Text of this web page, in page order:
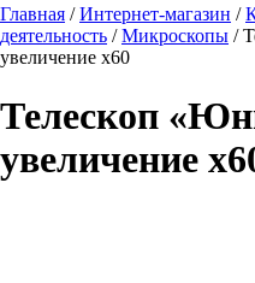
Главная /Интернет-магазин /
деятельность /Микроскопы /
увеличение х60
Телескоп
увеличение